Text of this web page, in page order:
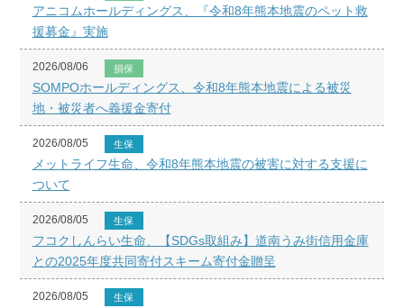
アニコムホールディングス、『令和8年熊本地震のペット救
援募金』実施
2026/08/06 損保
SOMPOホールディングス、令和8年熊本地震による被災
地・被災者へ義援金寄付
2026/08/05 生保
メットライフ生命、令和8年熊本地震の被害に対する支援に
ついて
2026/08/05 生保
フコクしんらい生命、【SDGs取組み】道南うみ街信用金庫
との2025年度共同寄付スキーム寄付金贈呈
2026/08/05 生保